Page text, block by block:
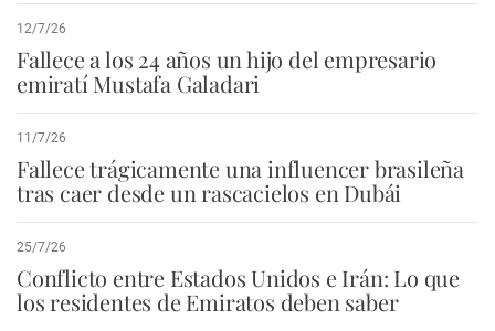
12/7/26
Fallece a los 24 años un hijo del empresario
emiratí Mustafa Galadari
11/7/26
Fallece trágicamente una influencer brasileña
tras caer desde un rascacielos en Dubái
25/7/26
Conflicto entre Estados Unidos e Irán: Lo que
los residentes de Emiratos deben saber